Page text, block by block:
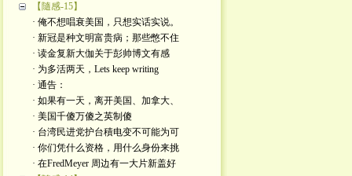
【隨感-15】
· 俺不想唱衰美国，只想实话实说。
· 新冠是种文明富贵病；那些憋不住
· 读金复新大伽关于彭帅博文有感
· 为多活两天，Lets keep writing
· 通告：
· 如果有一天，离开美国、加拿大、
· 美国千傻万傻之英制傻
· 台湾民进党护台積电变不可能为可
· 你们凭什么资格，用什么身份来挑
· 在FredMeyer 周边有一大片新盖好